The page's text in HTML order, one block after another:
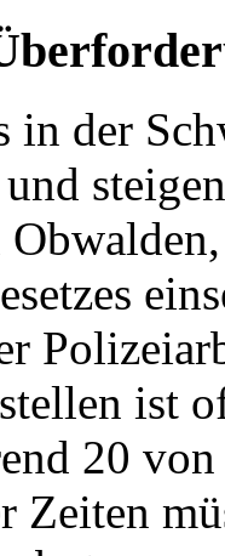
der
ist
20
Zeiten